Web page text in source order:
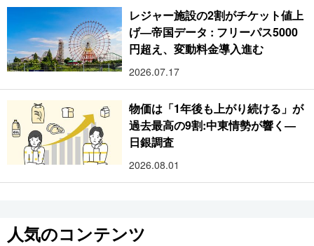
レジャー施設の2割がチケット値上
げ―帝国データ : フリーパス5000
円超え、変動料金導入進む
2026.07.17
物価は「1年後も上がり続ける」が
過去最高の9割:中東情勢が響く―
日銀調査
2026.08.01
人気のコンテンツ